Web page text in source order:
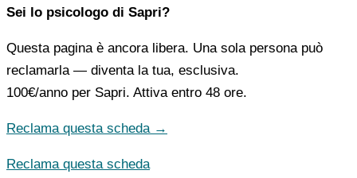
Sei lo psicologo di Sapri?
Questa pagina è ancora libera. Una sola persona può
reclamarla — diventa la tua, esclusiva.
100€/anno per Sapri. Attiva entro 48 ore.
Reclama questa scheda →
Reclama questa scheda